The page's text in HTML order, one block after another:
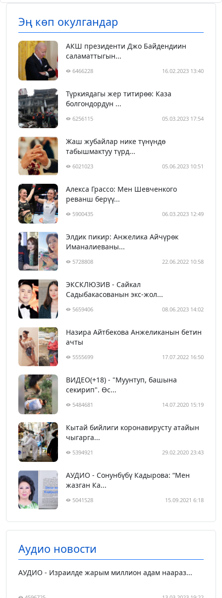
Эң көп окулгандар
АКШ президенти Джо Байдендиин
саламаттыгын...
6466228 16.02.2023 13:40
Түркиядагы жер титирөө: Каза
болгондордун ...
6256115 05.03.2023 17:54
Жаш жубайлар нике түнүндө
табышмактуу түрд...
6021023 05.06.2023 10:51
Алекса Грассо: Мен Шевченкого
реванш берүү...
5900435 06.03.2023 12:49
Элдик пикир: Анжелика Айчүрөк
Иманалиеваны...
5728808 22.06.2022 10:58
ЭКСКЛЮЗИВ - Сайкал
Садыбакасованын экс-жол...
5659406 08.06.2023 14:02
Назира Айтбекова Анжеликанын бетин
ачты
5555699 17.07.2022 16:50
ВИДЕО(+18) - "Муунтуп, башына
секирип". Өс...
5484681 14.07.2020 15:19
Кытай бийлиги коронавирусту атайын
чыгарга...
5394921 29.02.2020 23:43
АУДИО - Сонунбүбү Кадырова: “Мен
жазган Ка...
5041528 15.09.2021 6:18
Аудио новости
АУДИО - Израилде жарым миллион адам наараз...